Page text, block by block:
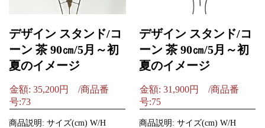
デザイン スタンド/コ
ーン 茶 90㎝/5月～初
夏のイメージ
金額: 35,200円 /商品番
号:73
商品説明: サイズ(cm) W/H
デザイン スタンド/コ
ーン 茶 90㎝/5月～初
夏のイメージ
金額: 31,900円 /商品番
号:75
商品説明: サイズ(cm) W/H